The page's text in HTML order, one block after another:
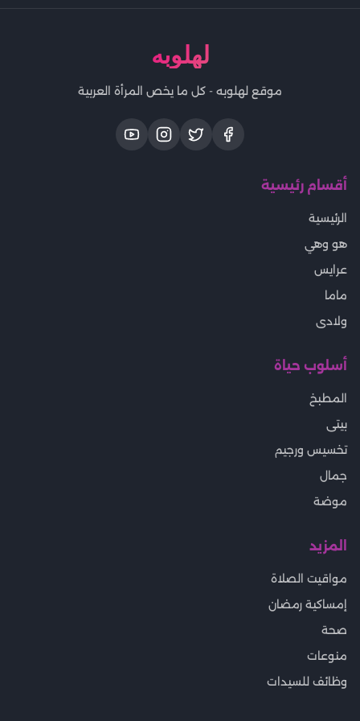
لهلوبه
موقع لهلوبه - كل ما يخص المرأة العربية
أقسام رئيسية
الرئيسية
هو وهي
عرايس
ماما
ولادى
أسلوب حياة
المطبخ
بيتى
تخسيس ورجيم
جمال
موضة
المزيد
مواقيت الصلاة
إمساكية رمضان
صحة
منوعات
وظائف للسيدات